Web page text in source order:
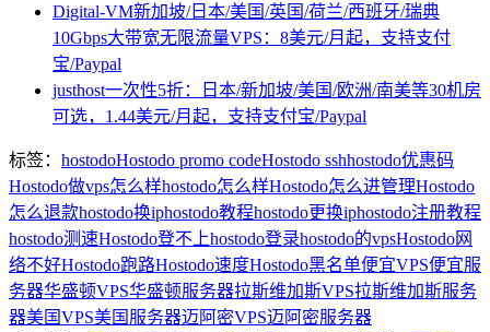
Digital-VM新加坡/日本/美国/英国/荷兰/西班牙/瑞典
10Gbps大带宽无限流量VPS：8美元/月起，支持支付
宝/Paypal
justhost一次性5折：日本/新加坡/美国/欧洲/南美等30机房
可选，1.44美元/月起，支持支付宝/Paypal
标签： hostodoHostodo promo codeHostodo sshhostodo优惠码
Hostodo做vps怎么样hostodo怎么样Hostodo怎么进管理Hostodo
怎么退款hostodo换iphostodo教程hostodo更换iphostodo注册教程
hostodo测速Hostodo登不上hostodo登录hostodo的vpsHostodo网
络不好Hostodo跑路Hostodo速度Hostodo黑名单便宜VPS便宜服
务器华盛顿VPS华盛顿服务器拉斯维加斯VPS拉斯维加斯服务
器美国VPS美国服务器迈阿密VPS迈阿密服务器